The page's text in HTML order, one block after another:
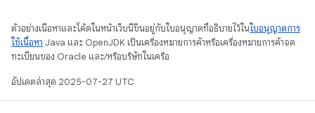
ตัวอย่างเนื้อหาและโค้ดในหน้าเว็บนี้ขึ้นอยู่กับใบอนุญาตที่อธิบายไว้ในใบอนุญาตการ
ใช้เนื้อหา Java และ OpenJDK เป็นเครื่องหมายการค้าหรือเครื่องหมายการค้าจด
ทะเบียนของ Oracle และ/หรือบริษัทในเครือ
อัปเดตล่าสุด 2025-07-27 UTC